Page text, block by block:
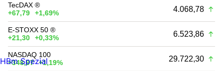
TecDAX ®
+67,79
+1,69% 4.068,78
E-STOXX 50 ®
+21,30
+0,33% 6.523,86
NASDAQ 100
+348,97
+1,19% 29.722,30
HBm Spezial